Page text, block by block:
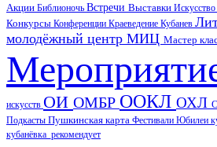
Акции Библионочь Встречи Выставки Искусство
Конкурсы Конференции Краеведение Кубанев
молодёжный центр МИЦ Мастер
искусств ОИ ОМБР ООКЛ ОХЛ
Подкасты Пушкинская карта Фестивали Юбилеи
кубанёвка_рекомендует